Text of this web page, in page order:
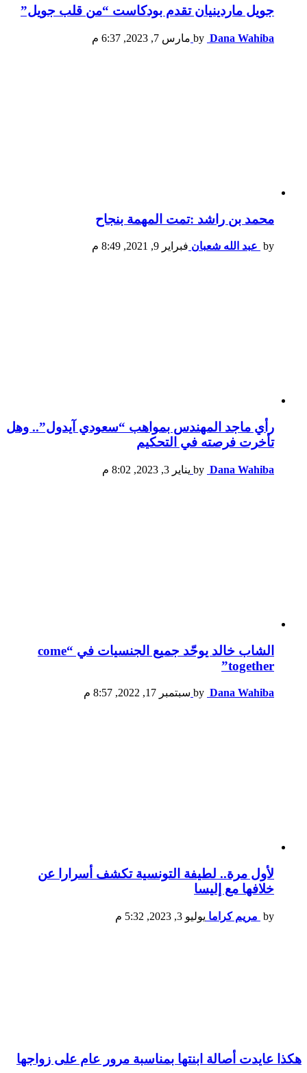
جويل ماردينيان تقدم بودكاست “من قلب جويل”
by Dana Wahiba مارس 7, 2023, 6:37 م
محمد بن راشد :تمت المهمة بنجاح
by عبد الله شعبان فبراير 9, 2021, 8:49 م
رأي ماجد المهندس بمواهب “سعودي آيدول”.. وهل
تأخرت فرصته في التحكيم
by Dana Wahiba يناير 3, 2023, 8:02 م
الشاب خالد يوحّد جميع الجنسيات في “come
together”
by Dana Wahiba سبتمبر 17, 2022, 8:57 م
لأول مرة.. لطيفة التونسية تكشف أسرارا عن
خلافها مع إليسا
by مريم كراما يوليو 3, 2023, 5:32 م
هكذا عايدت أصالة ابنتها بمناسبة مرور عام على زواجها